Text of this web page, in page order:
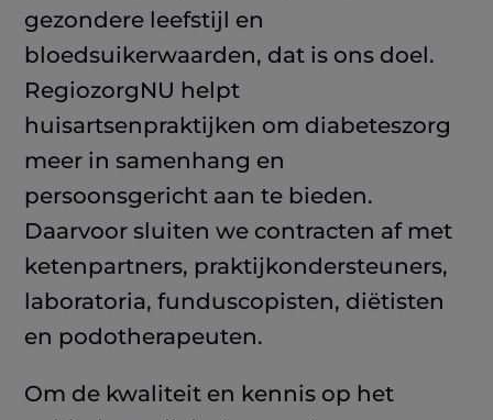
gezondere leefstijl en
bloedsuikerwaarden, dat is ons doel.
RegiozorgNU helpt
huisartsenpraktijken om diabeteszorg
meer in samenhang en
persoonsgericht aan te bieden.
Daarvoor sluiten we contracten af met
ketenpartners, praktijkondersteuners,
laboratoria, funduscopisten, diëtisten
en podotherapeuten.
Om de kwaliteit en kennis op het